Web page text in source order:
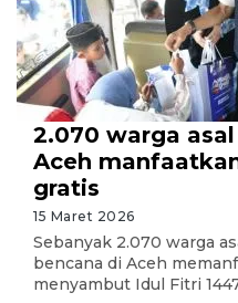
2.070 warga
Aceh
gratis
15 Maret 2026
Sebanyak 2.070 warga
bencana di Aceh
menyambut Idul Fitri